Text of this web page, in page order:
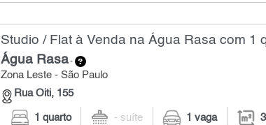
Studio / Flat à Venda na Água Rasa com 1
Água Rasa-
Zona Leste - São Paulo
Rua Oiti, 155
1 quarto - suíte 1 vaga